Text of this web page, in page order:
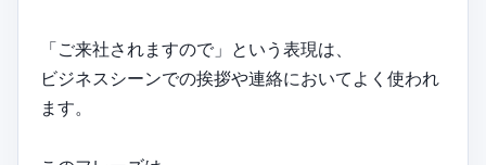
「ご来社されますので」という表現は、
ビジネスシーンでの挨拶や連絡においてよく使われ
ます。